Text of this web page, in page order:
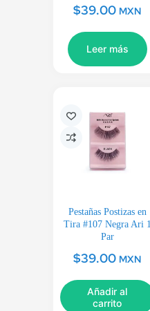
$39.00 MXN
Leer más
Pestañas Postizas en
Tira #107 Negra Ari 1
Par
$39.00 MXN
Añadir al
carrito